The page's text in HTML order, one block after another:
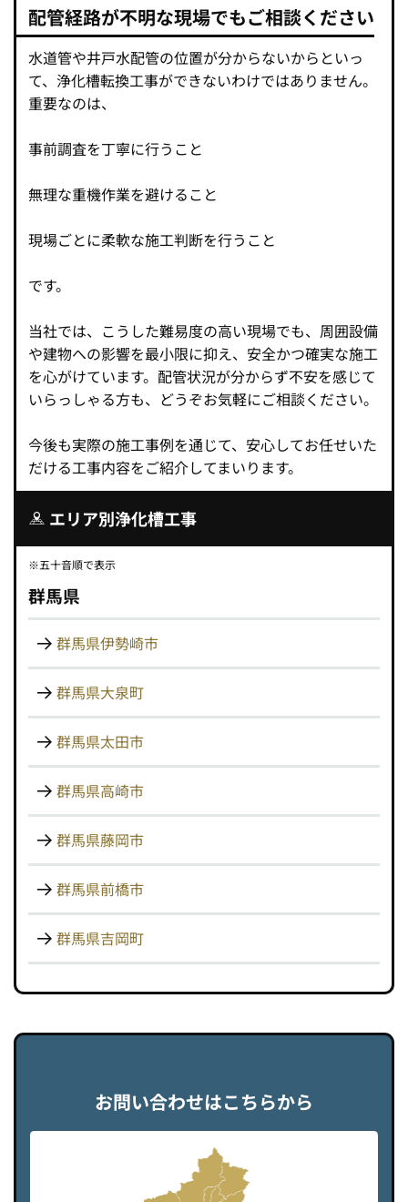
配管経路が不明な現場でもご相談ください
水道管や井戸水配管の位置が分からないからといっ
て、浄化槽転換工事ができないわけではありません。
重要なのは、
事前調査を丁寧に行うこと
無理な重機作業を避けること
現場ごとに柔軟な施工判断を行うこと
です。
当社では、こうした難易度の高い現場でも、周囲設備
や建物への影響を最小限に抑え、安全かつ確実な施工
を心がけています。配管状況が分からず不安を感じて
いらっしゃる方も、どうぞお気軽にご相談ください。
今後も実際の施工事例を通じて、安心してお任せいた
だける工事内容をご紹介してまいります。
エリア別浄化槽工事
※五十音順で表示
群馬県
群馬県伊勢崎市
群馬県大泉町
群馬県太田市
群馬県高崎市
群馬県藤岡市
群馬県前橋市
群馬県吉岡町
Contact Us
お問い合わせはこちらから